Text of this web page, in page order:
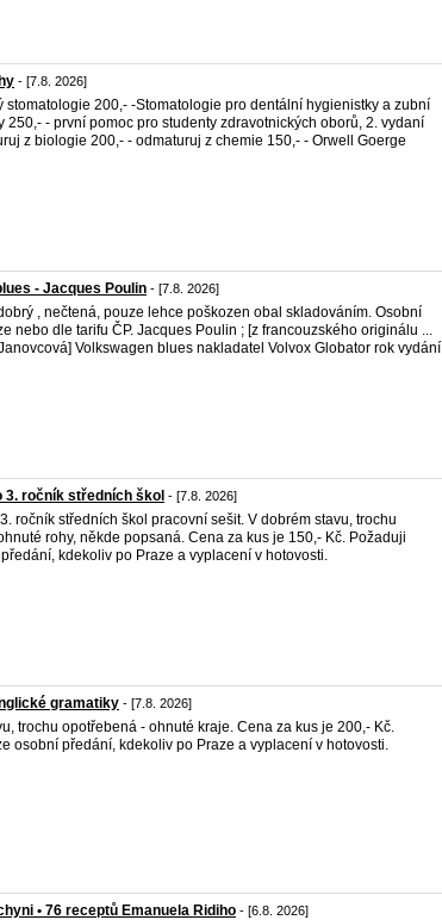
- [7.8. 2026]
stomatologie 200,- -Stomatologie pro dentální hygienistky a zubní
250,- - první pomoc pro studenty zdravotnických oborů, 2. vydaní
z biologie 200,- - odmaturuj z chemie 150,- - Orwell Goerge
- Jacques Poulin - [7.8. 2026]
, nečtená, pouze lehce poškozen obal skladováním. Osobní
nebo dle tarifu ČP. Jacques Poulin ; [z francouzského originálu ...
Volkswagen blues nakladatel Volvox Globator rok vydání
3. ročník středních škol - [7.8. 2026]
ročník středních škol pracovní sešit. V dobrém stavu, trochu
rohy, někde popsaná. Cena za kus je 150,- Kč. Požaduji
kdekoliv po Praze a vyplacení v hotovosti.
gramatiky - [7.8. 2026]
trochu opotřebená - ohnuté kraje. Cena za kus je 200,- Kč.
osobní předání, kdekoliv po Praze a vyplacení v hotovosti.
• 76 receptů Emanuela Ridiho - [6.8. 2026]